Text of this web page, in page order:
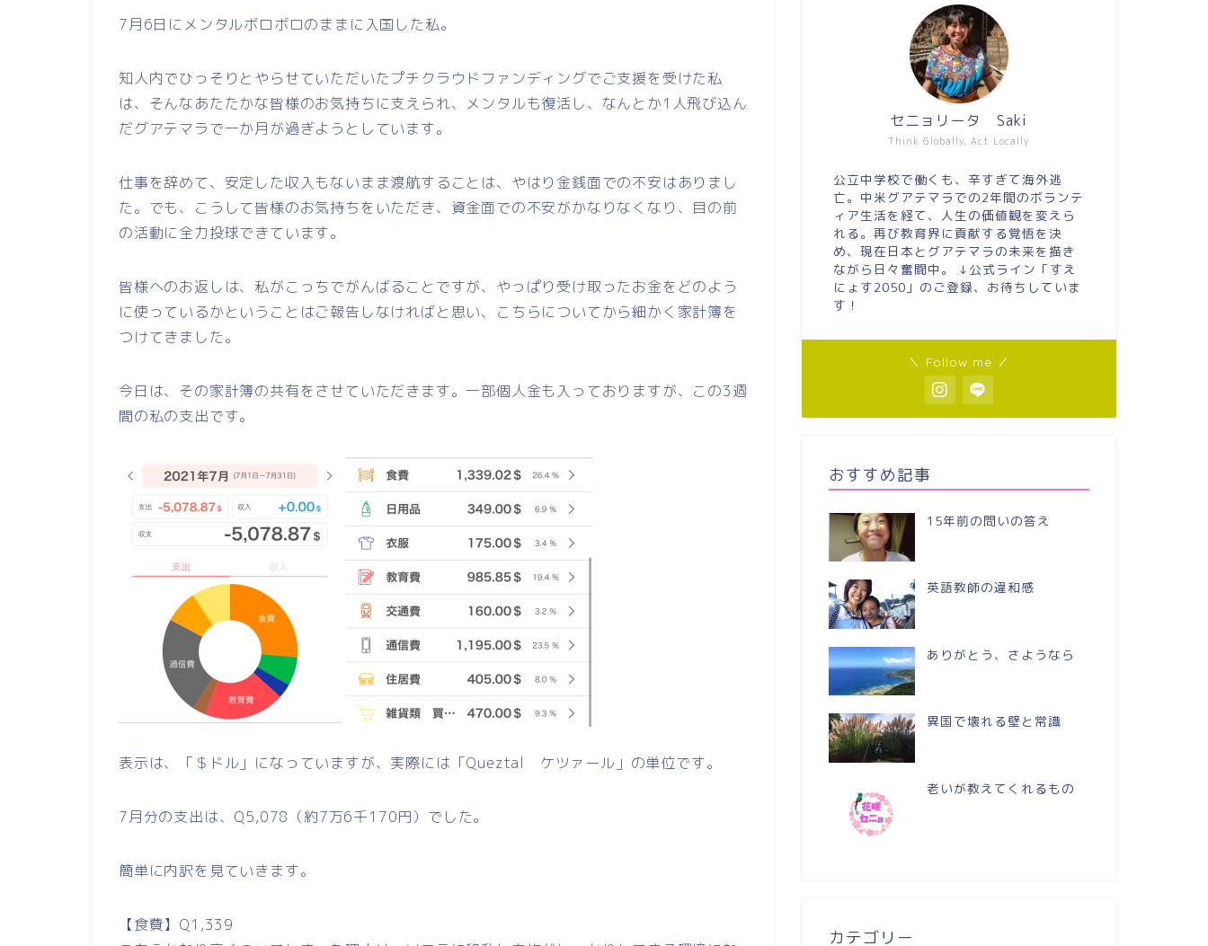
7月6日にメンタルボロボロのままに入国した私。
知人内でひっそりとやらせていただいたプチクラウドファンディングでご支援を受けた私
は、そんなあたたかな皆様のお気持ちに支えられ、メンタルも復活し、なんとか1人飛び込ん
だグアテマラで一か月が過ぎようとしています。
仕事を辞めて、安定した収入もないまま渡航することは、やはり金銭面での不安はありまし
た。でも、こうして皆様のお気持ちをいただき、資金面での不安がかなりなくなり、目の前
の活動に全力投球できています。
皆様へのお返しは、私がこっちでがんばることですが、やっぱり受け取ったお金をどのよう
に使っているかということはご報告しなければと思い、こちらについてから細かく家計簿を
つけてきました。
今日は、その家計簿の共有をさせていただきます。一部個人金も入っておりますが、この3週
間の私の支出です。
表示は、「＄ドル」になっていますが、実際には「Queztal ケツァール」の単位です。
7月分の支出は、Q5,078（約7万6千170円）でした。
簡単に内訳を見ていきます。
【食費】Q1,339
Think Globally, Act Locally
セニョリータ Saki
公立中学校で働くも、辛すぎて海外逃
亡。中米グアテマラでの2年間のボランテ
ィア生活を経て、人生の価値観を変えら
れる。再び教育界に貢献する覚悟を決
め、現在日本とグアテマラの未来を描き
ながら日々奮闘中。 ↓公式ライン「すえ
にょす2050」のご登録、お待ちしていま
す！
＼ Follow me ／
おすすめ記事
15年前の問いの答え
英語教師の違和感
ありがとう、さようなら
異国で壊れる壁と常識
老いが教えてくれるもの
カテゴリー